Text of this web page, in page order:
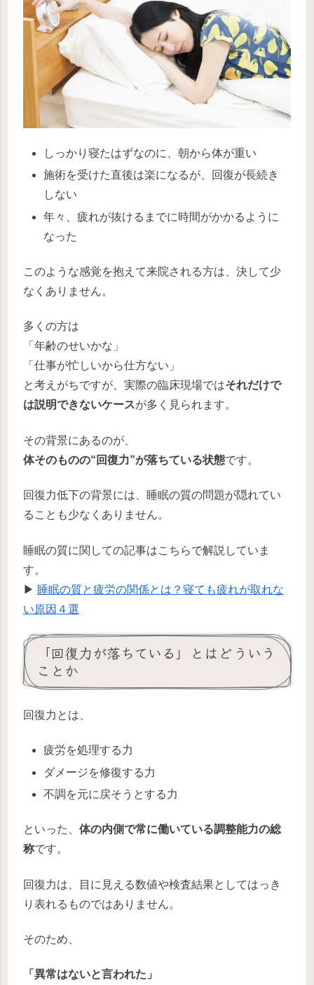
しっかり寝たはずなのに、朝から体が重い
施術を受けた直後は楽になるが、回復が長続き
しない
年々、疲れが抜けるまでに時間がかかるように
なった
このような感覚を抱えて来院される方は、決して少
なくありません。
多くの方は
「年齢のせいかな」
「仕事が忙しいから仕方ない」
と考えがちですが、実際の臨床現場ではそれだけで
は説明できないケースが多く見られます。
その背景にあるのが、
体そのものの“回復力”が落ちている状態です。
回復力低下の背景には、睡眠の質の問題が隠れてい
ることも少なくありません。
睡眠の質に関しての記事はこちらで解説していま
す。
▶ 睡眠の質と疲労の関係とは？寝ても疲れが取れな
い原因４選
「回復力が落ちている」とはどういう
ことか
回復力とは、
疲労を処理する力
ダメージを修復する力
不調を元に戻そうとする力
といった、 体の内側で常に働いている調整能力の総
称です。
回復力は、目に見える数値や検査結果としてはっき
り表れるものではありません。
そのため、
「異常はないと言われた」